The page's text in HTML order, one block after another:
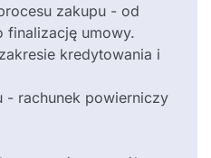
zakupu - od
finalizację umowy.
kredytowania i
- rachunek powierniczy